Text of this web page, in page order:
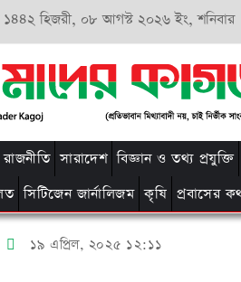
হিজরী, ০৮ আগস্ট ২০২৬ ইং, শনিবার
রাজনীতি সারাদেশ বিজ্ঞান ও তথ্য প্রযুক্তি
সিটিজেন জার্নালিজম কৃষি প্রবাসের
১৯ এপ্রিল, ২০২৫ ১২:১১